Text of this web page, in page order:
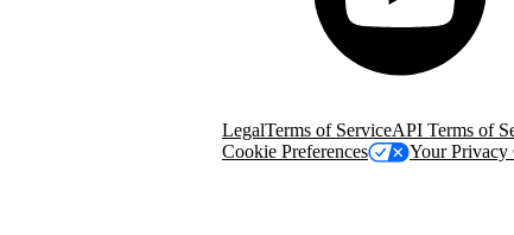
LegalTerms of ServiceAPI Terms of
Cookie Preferences
Your Privacy